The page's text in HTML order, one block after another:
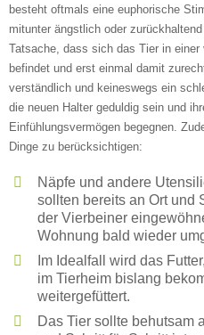
besteht oftmals eine euphorische
mitunter ängstlich oder
Tatsache, dass sich das Tier in
befindet und erst einmal damit
verständlich und keineswegs ein
die neuen Halter geduldig sein und
Einfühlungsvermögen begegnen.
Dinge zu berücksichtigen:
Näpfe und andere
sollten bereits an Ort und
der Vierbeiner
Wohnung bald wieder
Im Idealfall wird das
im Tierheim bislang
weitergefüttert.
Das Tier sollte behutsam